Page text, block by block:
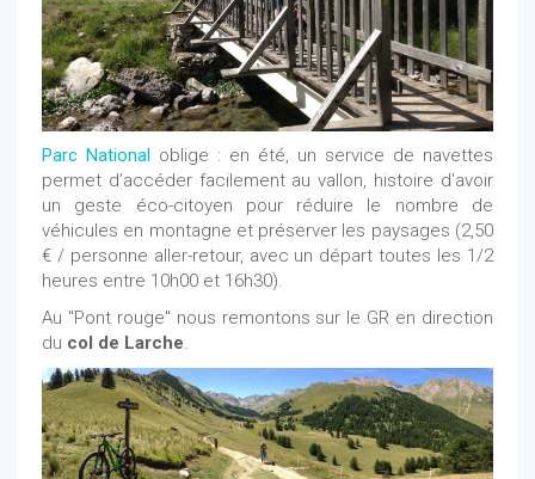
Parc National
oblige : en été, un service de navettes
permet d’accéder facilement au vallon, histoire d'avoir
un geste éco-citoyen pour réduire le nombre de
véhicules en montagne et préserver les paysages (2,50
€ / personne aller-retour, avec un départ toutes les 1/2
heures entre 10h00 et 16h30).
Au "Pont rouge" nous remontons sur le GR en direction
du col de Larche.